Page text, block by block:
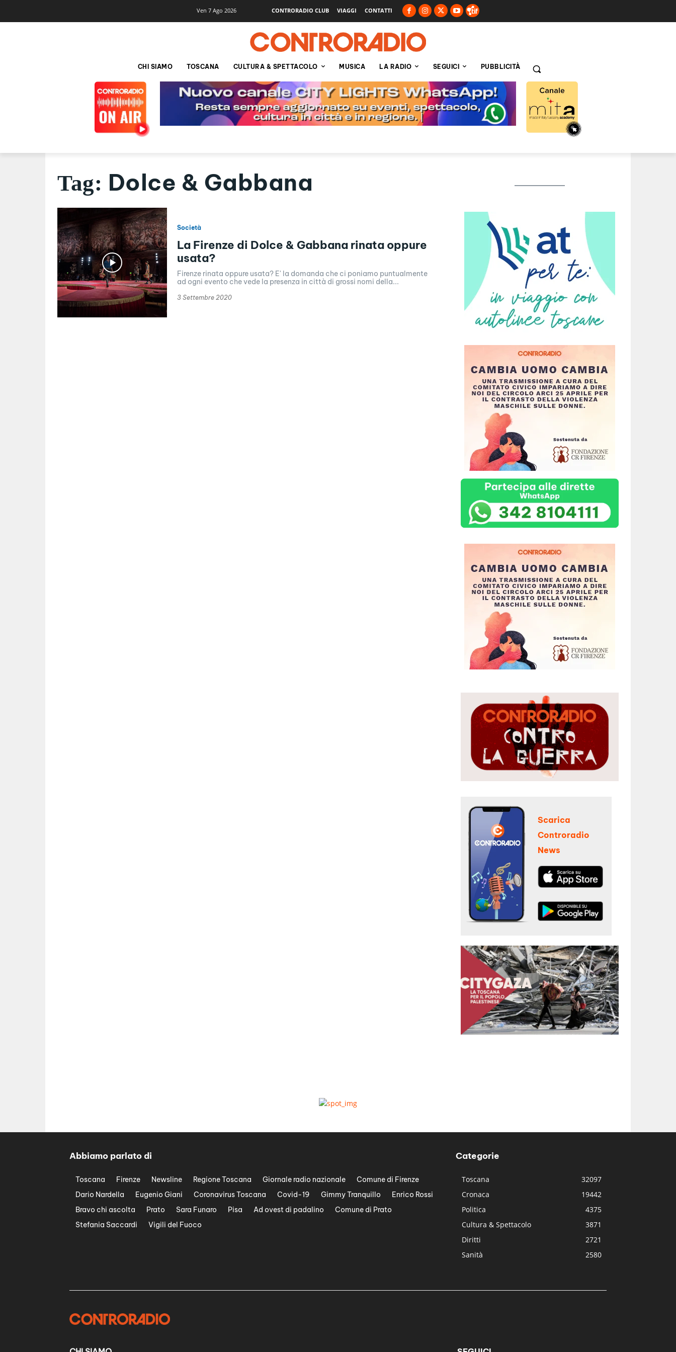
Ven 7 Ago 2026 CONTRORADIO CLUB VIAGGI CONTATTI
CHI SIAMO TOSCANA CULTURA & SPETTACOLO MUSICA LA RADIO SEGUICI PUBBLICITÀ
Tag: Dolce & Gabbana
Società
La Firenze di Dolce & Gabbana rinata oppure
usata?
Firenze rinata oppure usata? E' la domanda che ci poniamo puntualmente
ad ogni evento che vede la presenza in città di grossi nomi della...
3 Settembre 2020
Scarica
Controradio
News
Abbiamo parlato di
Toscana Firenze Newsline Regione Toscana Giornale radio nazionale
Comune di Firenze
Dario Nardella
Eugenio Giani Coronavirus Toscana Covid-19 Gimmy Tranquillo
Enrico Rossi
Bravo chi ascolta
Prato Sara Funaro Pisa Ad ovest di padalino
Comune di Prato
Stefania Saccardi
Vigili del Fuoco
Categorie
Toscana
32097
Cronaca
19442
Politica
4375
Cultura & Spettacolo
3871
Diritti
2721
Sanità
2580